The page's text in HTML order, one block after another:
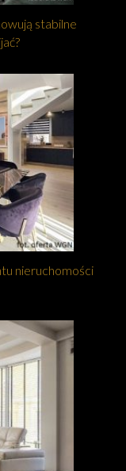
stabilne
nieruchomości